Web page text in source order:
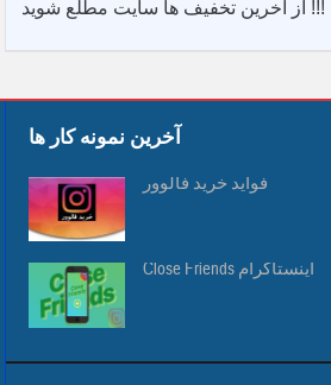
از آخرین تخفیف ها سایت مطلع شوید !!!
آخرین نمونه کار ها
فواید خرید فالوور
Close Friends اینستاگرام